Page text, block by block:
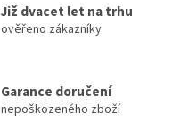
Již dvacet let na trhu
ověřeno zákazníky
Garance doručení
nepoškozeného zboží